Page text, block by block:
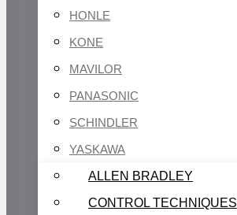
HONLE
KONE
MAVILOR
PANASONIC
SCHINDLER
YASKAWA
ALLEN BRADLEY
CONTROL TECHNIQUES